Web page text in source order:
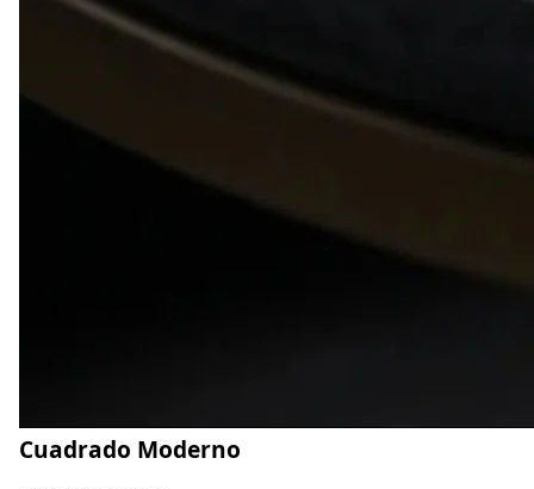
Cuadrado Moderno